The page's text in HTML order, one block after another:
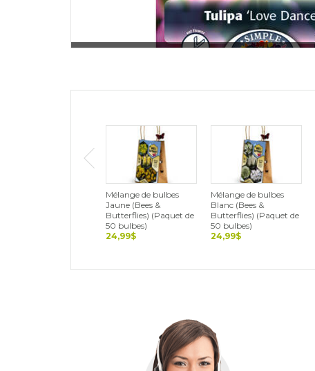
Mélange de bulbes
Jaune (Bees &
Butterflies) (Paquet de
50 bulbes)
24,99$
Mélange de bulbes
Blanc (Bees &
Butterflies) (Paquet de
50 bulbes)
24,99$